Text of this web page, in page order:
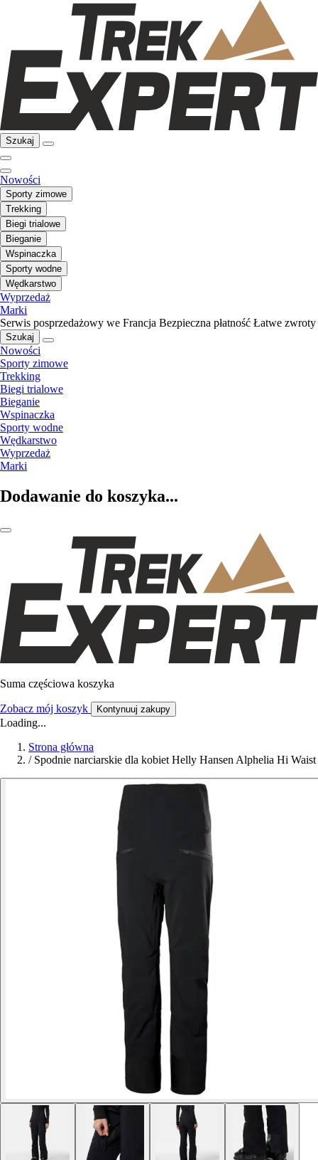
Szukaj
Nowości
Sporty zimowe
Trekking
Biegi trialowe
Bieganie
Wspinaczka
Sporty wodne
Wędkarstwo
Wyprzedaż
Marki
Serwis posprzedażowy we Francja Bezpieczna płatność Łatwe zwroty
Szukaj
Nowości
Sporty zimowe
Trekking
Biegi trialowe
Bieganie
Wspinaczka
Sporty wodne
Wędkarstwo
Wyprzedaż
Marki
Dodawanie do koszyka...
Suma częściowa koszyka
Zobacz mój koszyk Kontynuuj zakupy
Loading...
Strona główna
/ Spodnie narciarskie dla kobiet Helly Hansen Alphelia Hi Waist